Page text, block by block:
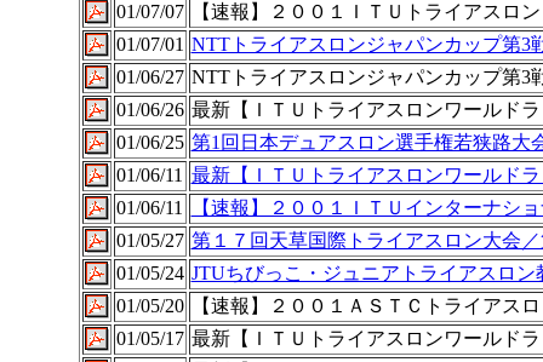
01/07/07
【速報】２００１ＩＴＵトライアスロ
01/07/01 NTTトライアスロンジャパンカップ第
01/06/27 NTTトライアスロンジャパンカップ第3
01/06/26 最新【ＩＴＵトライアスロンワールド
01/06/25 第1回日本デュアスロン選手権若狭路大
01/06/11 最新【ＩＴＵトライアスロンワールド
01/06/11
【速報】２００１ＩＴＵインターナ
01/05/27 第１７回天草国際トライアスロン大会
01/05/24 JTUちびっこ・ジュニアトライアスロ
01/05/20
【速報】２００１ＡＳＴＣトライア
01/05/17 最新【ＩＴＵトライアスロンワールド